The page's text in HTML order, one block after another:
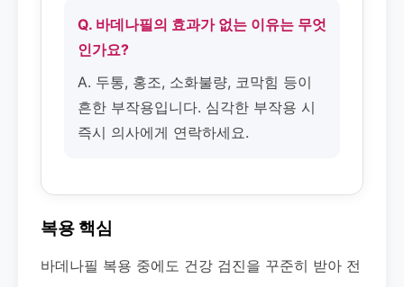
Q. 바데나필의 효과가 없는 이유는 무엇
인가요?
A. 두통, 홍조, 소화불량, 코막힘 등이
흔한 부작용입니다. 심각한 부작용 시
즉시 의사에게 연락하세요.
복용 핵심
바데나필 복용 중에도 건강 검진을 꾸준히 받아 전